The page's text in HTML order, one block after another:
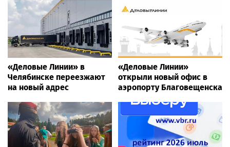
«Деловые Линии» в
Челябинске переезжают
на новый адрес
«Деловые Линии»
открыли новый офис в
аэропорту Благовещенска